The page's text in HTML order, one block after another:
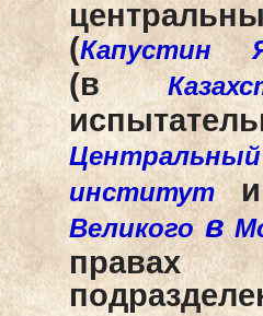
(Капустин
(в
институт
и
Великогов